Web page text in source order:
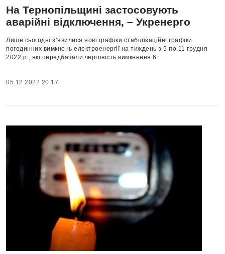
На Тернопільщині застосовують
аварійні відключення, – Укренерго
Лише сьогодні з’явилися нові графіки стабілізаційні графіки
погодинних вимкнень електроенергії на тиждень з 5 по 11 грудня
2022 р., які передбачали черговість вимкнення 6...
05.12.2022 20:17